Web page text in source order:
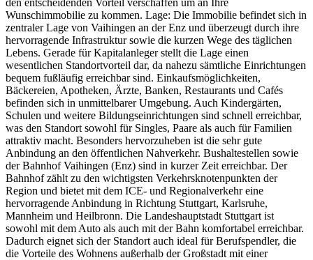
Wunschimmobilie zu kommen. Lage: Die Immobilie befindet sich in
zentraler Lage von Vaihingen an der Enz und überzeugt durch ihre
hervorragende Infrastruktur sowie die kurzen Wege des täglichen
Lebens. Gerade für Kapitalanleger stellt die Lage einen
wesentlichen Standortvorteil dar, da nahezu sämtliche Einrichtungen
bequem fußläufig erreichbar sind. Einkaufsmöglichkeiten,
Bäckereien, Apotheken, Ärzte, Banken, Restaurants und Cafés
befinden sich in unmittelbarer Umgebung. Auch Kindergärten,
Schulen und weitere Bildungseinrichtungen sind schnell erreichbar,
was den Standort sowohl für Singles, Paare als auch für Familien
attraktiv macht. Besonders hervorzuheben ist die sehr gute
Anbindung an den öffentlichen Nahverkehr. Bushaltestellen sowie
der Bahnhof Vaihingen (Enz) sind in kurzer Zeit erreichbar. Der
Bahnhof zählt zu den wichtigsten Verkehrsknotenpunkten der
Region und bietet mit dem ICE- und Regionalverkehr eine
hervorragende Anbindung in Richtung Stuttgart, Karlsruhe,
Mannheim und Heilbronn. Die Landeshauptstadt Stuttgart ist
sowohl mit dem Auto als auch mit der Bahn komfortabel erreichbar.
Dadurch eignet sich der Standort auch ideal für Berufspendler, die
die Vorteile des Wohnens außerhalb der Großstadt mit einer